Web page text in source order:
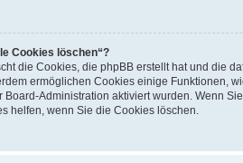
Cookies löschen“?
die Cookies, die phpBB erstellt hat und die
ermöglichen Cookies einige Funktionen,
Board-Administration aktiviert wurden. Wenn
helfen, wenn Sie die Cookies löschen.